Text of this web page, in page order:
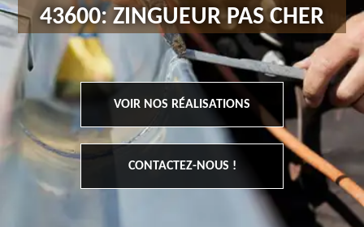
43600: ZINGUEUR PAS CHER
VOIR NOS RÉALISATIONS
CONTACTEZ-NOUS !